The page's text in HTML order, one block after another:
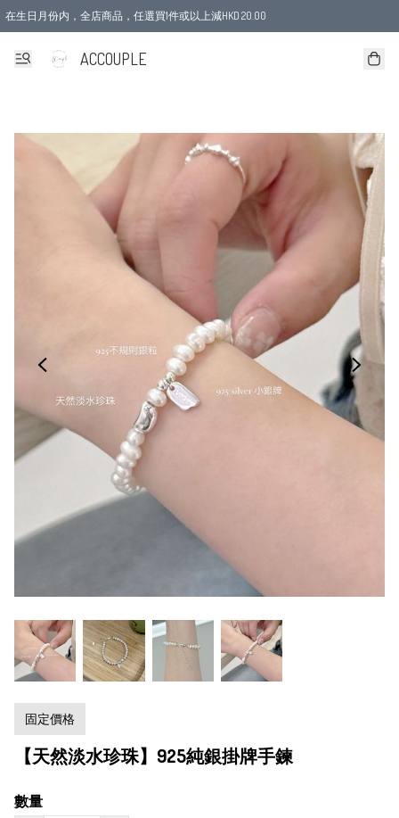
在生日月份内，全店商品，任選買1件或以上減HKD 20.00
ACCOUPLE
固定價格
【天然淡水珍珠】925純銀掛牌手鍊
數量